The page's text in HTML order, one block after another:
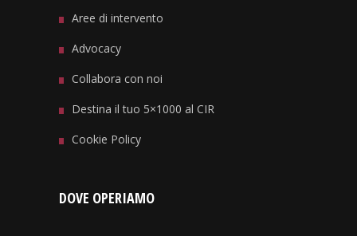
Aree di intervento
Advocacy
Collabora con noi
Destina il tuo 5×1000 al CIR
Cookie Policy
DOVE OPERIAMO